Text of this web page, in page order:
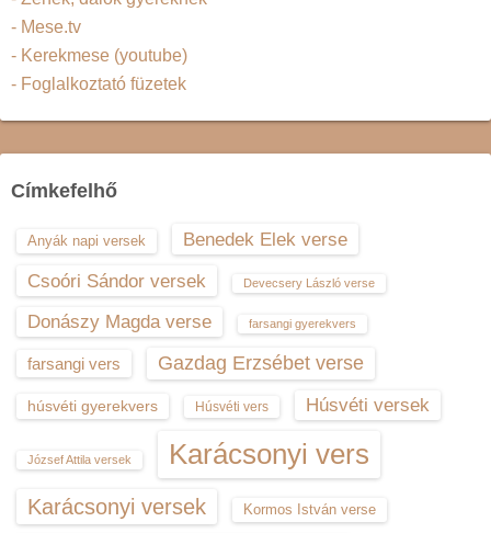
- Mese.tv
- Kerekmese (youtube)
- Foglalkoztató füzetek
Címkefelhő
Anyák napi versek
Benedek Elek verse
Csoóri Sándor versek
Devecsery László verse
Donászy Magda verse farsangi gyerekvers
farsangi vers Gazdag Erzsébet verse
húsvéti gyerekvers Húsvéti vers Húsvéti versek
József Attila versek Karácsonyi vers
Karácsonyi versek Kormos István verse